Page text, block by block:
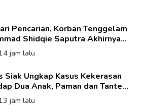
Pencarian, Korban Tenggelam
Shidqie Saputra Akhirnya
jam lalu
Siak Ungkap Kasus Kekerasan
Dua Anak, Paman dan Tante
Jadi Tersangka
jam lalu